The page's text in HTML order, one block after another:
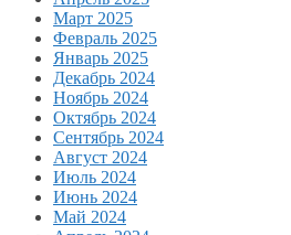
Март 2025
Февраль 2025
Январь 2025
Декабрь 2024
Ноябрь 2024
Октябрь 2024
Сентябрь 2024
Август 2024
Июль 2024
Июнь 2024
Май 2024